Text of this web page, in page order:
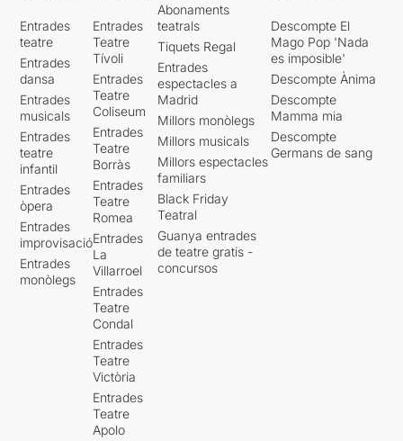
Entrades
teatre
Entrades
dansa
Entrades
musicals
Entrades
teatre
infantil
Entrades
òpera
Entrades
improvisació
Entrades
monòlegs
Entrades
Teatre
Tívoli
Entrades
Teatre
Coliseum
Entrades
Teatre
Borràs
Entrades
Teatre
Romea
Entrades
La
Villarroel
Entrades
Teatre
Condal
Entrades
Teatre
Victòria
Entrades
Teatre
Apolo
Abonaments
teatrals
Tiquets Regal
Entrades
espectacles a
Madrid
Millors monòlegs
Millors musicals
Millors espectacles
familiars
Black Friday
Teatral
Guanya entrades
de teatre gratis -
concursos
Descompte El
Mago Pop 'Nada
es imposible'
Descompte Ànima
Descompte
Mamma mia
Descompte
Germans de sang